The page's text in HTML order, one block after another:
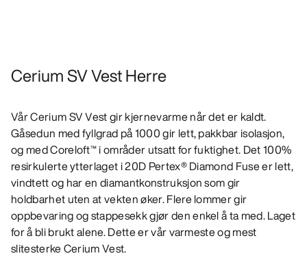
Cerium SV Vest Herre
Vår Cerium SV Vest gir kjernevarme når det er kaldt.
Gåsedun med fyllgrad på 1000 gir lett, pakkbar isolasjon,
og med Coreloft™ i områder utsatt for fuktighet. Det 100%
resirkulerte ytterlaget i 20D Pertex® Diamond Fuse er lett,
vindtett og har en diamantkonstruksjon som gir
holdbarhet uten at vekten øker. Flere lommer gir
oppbevaring og stappesekk gjør den enkel å ta med. Laget
for å bli brukt alene. Dette er vår varmeste og mest
slitesterke Cerium Vest.